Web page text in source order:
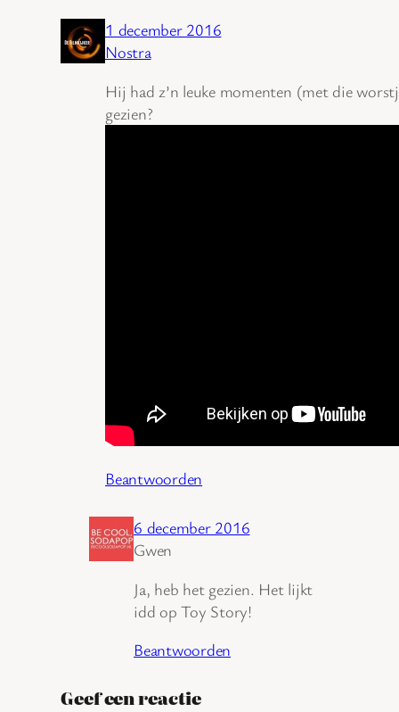
1 december 2016
Nostra
Hij had z’n leuke momenten (met die
gezien?
Beantwoorden
6 december 2016
Gwen
Ja, heb het gezien. Het lijkt
idd op Toy Story!
Beantwoorden
Geef een reactie